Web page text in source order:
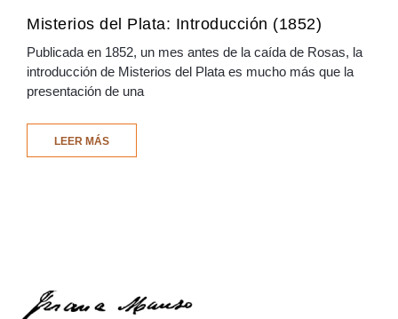
Misterios del Plata: Introducción (1852)
Publicada en 1852, un mes antes de la caída de Rosas, la
introducción de Misterios del Plata es mucho más que la
presentación de una
LEER MÁS